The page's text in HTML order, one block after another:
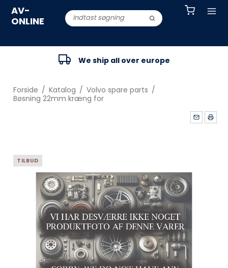
AV-
ONLINE
We ship all over europe
Forside / Katalog / Volvo spare parts /
Bøsning 22mm kræng for
TILBUD